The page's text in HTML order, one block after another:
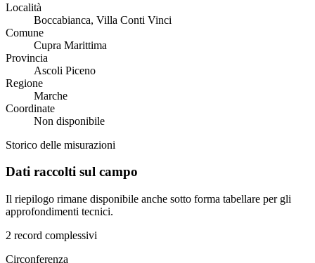
Località
Boccabianca, Villa Conti Vinci
Comune
Cupra Marittima
Provincia
Ascoli Piceno
Regione
Marche
Coordinate
Non disponibile
Storico delle misurazioni
Dati raccolti sul campo
Il riepilogo rimane disponibile anche sotto forma tabellare per gli
approfondimenti tecnici.
2 record complessivi
Circonferenza